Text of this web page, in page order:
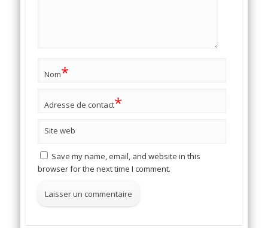
Nom*
Adresse de contact*
Site web
Save my name, email, and website in this
browser for the next time I comment.